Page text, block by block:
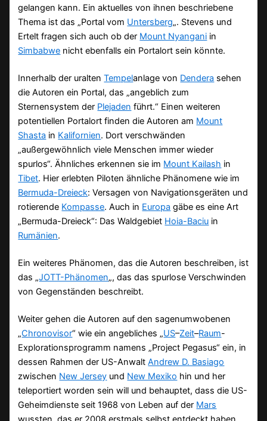
gelangen kann. Ein aktuelles von ihnen beschriebene
Thema ist das „Portal vom Untersberg„. Stevens und
Ertelt fragen sich auch ob der Mount Nyangani in
Simbabwe nicht ebenfalls ein Portalort sein könnte.
Innerhalb der uraltenTempelanlage von Dendera sehen
die Autoren ein Portal, das „angeblich zum
Sternensystem der Plejaden führt.“ Einen weiteren
potentiellen Portalort finden die Autoren am Mount
Shasta in Kalifornien. Dort verschwänden
„außergewöhnlich viele Menschen immer wieder
spurlos“. Ähnliches erkennen sie im Mount Kailash in
Tibet. Hier erlebten Piloten ähnliche Phänomene wie im
Bermuda-Dreieck: Versagen von Navigationsgeräten und
rotierende Kompasse. Auch in Europa gäbe es eine Art
„Bermuda-Dreieck“: Das Waldgebiet Hoia-Baciu in
Rumänien.
Ein weiteres Phänomen, das die Autoren beschreiben, ist
das „JOTT-Phänomen„, das das spurlose Verschwinden
von Gegenständen beschreibt.
Weiter gehen die Autoren auf den sagenumwobenen
„Chronovisor“ wie ein angebliches „US–Zeit–Raum-
Explorationsprogramm namens „Project Pegasus“ ein, in
dessen Rahmen der US-AnwaltAndrew D. Basiago
zwischen New Jersey und New Mexiko hin und her
teleportiert worden sein will und behauptet, dass die US-
Geheimdienste seit 1968 von Leben auf der Mars